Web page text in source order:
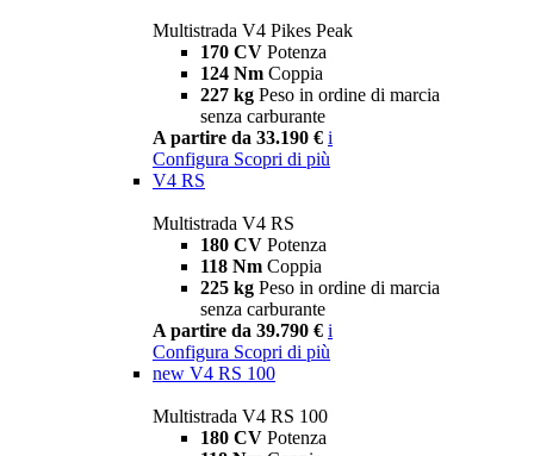
Multistrada V4 Pikes Peak
170 CV Potenza
124 Nm Coppia
227 kg Peso in ordine di marcia
senza carburante
A partire da 33.190 € i
Configura Scopri di più
V4 RS
Multistrada V4 RS
180 CV Potenza
118 Nm Coppia
225 kg Peso in ordine di marcia
senza carburante
A partire da 39.790 € i
Configura Scopri di più
new V4 RS 100
Multistrada V4 RS 100
180 CV Potenza